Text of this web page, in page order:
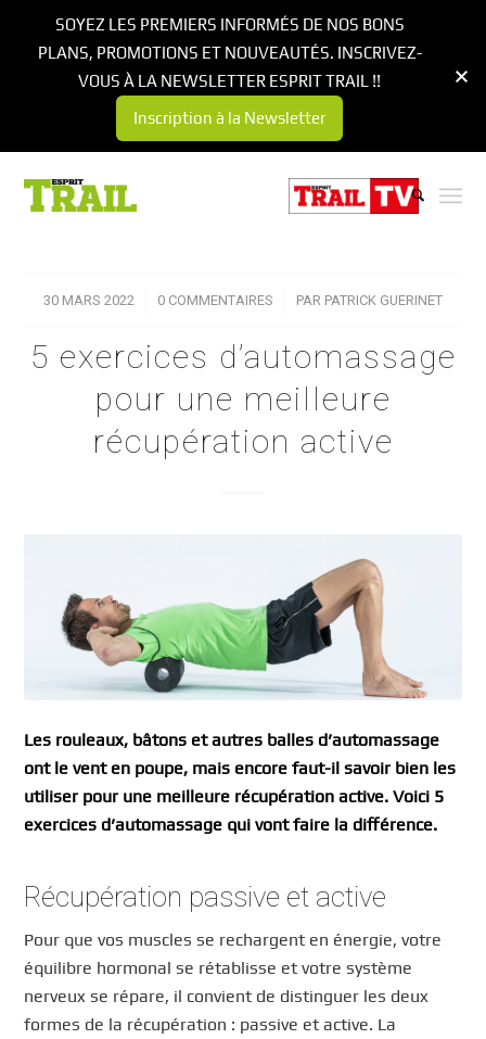
30 MARS 2022
/ 0 COMMENTAIRES
/ PAR PATRICK GUERINET
5 exercices d’automassage
pour une meilleure
récupération active
Les rouleaux, bâtons et autres balles d’automassage
ont le vent en poupe, mais encore faut-il savoir bien les
utiliser pour une meilleure récupération active. Voici 5
exercices d’automassage qui vont faire la différence.
Récupération passive et active
Pour que vos muscles se rechargent en énergie, votre
équilibre hormonal se rétablisse et votre système
nerveux se répare, il convient de distinguer les deux
formes de la récupération : passive et active. La
SOYEZ LES PREMIERS INFORMÉS DE NOS BONS
PLANS, PROMOTIONS ET NOUVEAUTÉS. INSCRIVEZ-
VOUS À LA NEWSLETTER ESPRIT TRAIL !!
Inscription à la Newsletter